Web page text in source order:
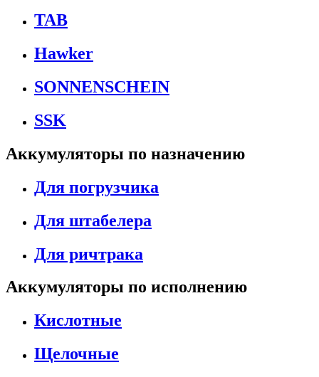
TAB
Hawker
SONNENSCHEIN
SSK
Аккумуляторы по назначению
Для погрузчика
Для штабелера
Для ричтрака
Аккумуляторы по исполнению
Кислотные
Щелочные